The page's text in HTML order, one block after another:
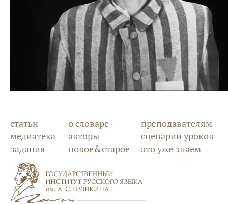
статьи
медиатека
задания
о словаре
авторы
новое&старое
преподавателям
сценарии уроков
это уже знаем